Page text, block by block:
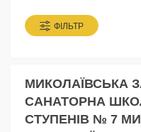
ФІЛЬТР
МИКОЛАЇВСЬКА
САНАТОРНА
СТУПЕНІВ № 7